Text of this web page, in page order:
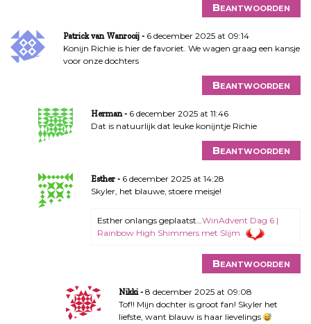
Beantwoorden
Patrick van Wanrooij
6 december 2025 at 09:14
Konijn Richie is hier de favoriet. We wagen graag een kansje
voor onze dochters
Beantwoorden
Herman
6 december 2025 at 11:46
Dat is natuurlijk dat leuke konijntje Richie
Beantwoorden
Esther
6 december 2025 at 14:28
Skyler, het blauwe, stoere meisje!
Esther onlangs geplaatst…WinAdvent Dag 6 |
Rainbow High Shimmers met Slijm
Beantwoorden
Nikki
8 december 2025 at 09:08
Tof!! Mijn dochter is groot fan! Skyler het
liefste, want blauw is haar lievelings